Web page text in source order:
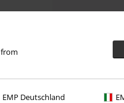
EMP Deutschland